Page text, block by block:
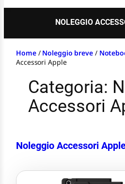
NOLEGGIO
Home/ Noleggio breve/
Accessori Apple
Categoria:
Accessori
Noleggio Accessori